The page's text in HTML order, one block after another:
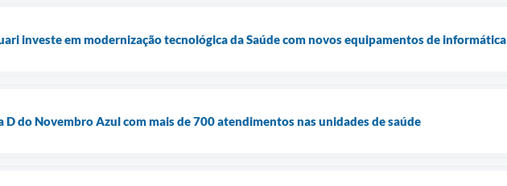
investe em modernização tecnológica da Saúde com novos equipamentos de informática
D do Novembro Azul com mais de 700 atendimentos nas unidades de saúde